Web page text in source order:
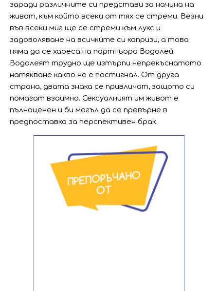
заради различните си представи за начина на
живот, към който всеки от тях се стреми. Везни
във всеки миг ще се стреми към лукс и
задоволяване на всичките си капризи, а това
няма да се хареса на партньора Водолей.
Водолеят трудно ще изтърпи непрекъснатото
натякване какво не е постигнал. От друга
страна, двата знака се привличат, защото си
помагат взаимно. Сексуалният им живот е
пълноценен и би могъл да се превърне в
предпоставка за перспективен брак.